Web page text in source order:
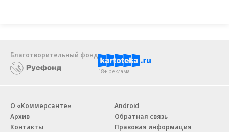
Благотворительный фонд
18+ реклама
О «Коммерсанте»
Архив
Контакты
Android
Обратная связь
Правовая информация